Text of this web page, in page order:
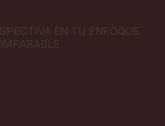
EN TU ENFOQUE